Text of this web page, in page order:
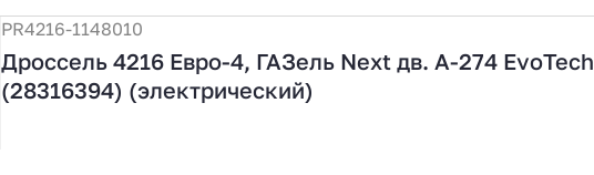
PR4216-1148010
Дроссель 4216 Евро-4, ГАЗель Next дв. А-274 EvoTech
(28316394) (электрический)